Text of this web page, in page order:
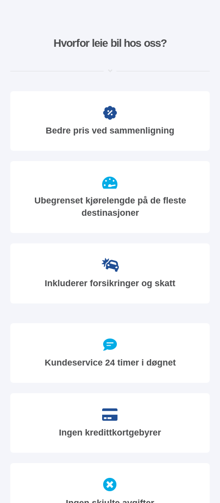
Hvorfor leie bil hos oss?
Bedre pris ved sammenligning
Ubegrenset kjørelengde på de fleste
destinasjoner
Inkluderer forsikringer og skatt
Kundeservice 24 timer i døgnet
Ingen kredittkortgebyrer